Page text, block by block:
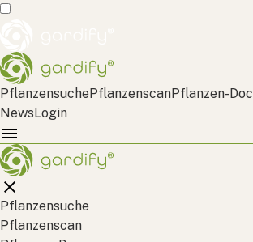
PflanzensuchePflanzenscanPflanzen-Doc
NewsLogin
Pflanzensuche
Pflanzenscan